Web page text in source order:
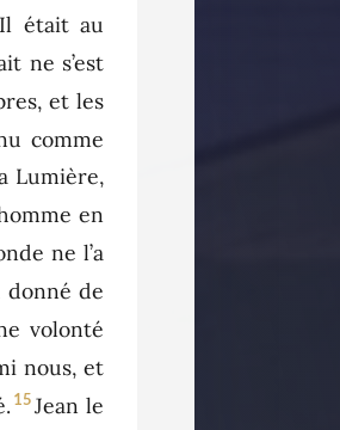
Il était au
ne s’est
et les
comme
Lumière,
en
ne l’a
donné de
volonté
nous, et
15Jean le